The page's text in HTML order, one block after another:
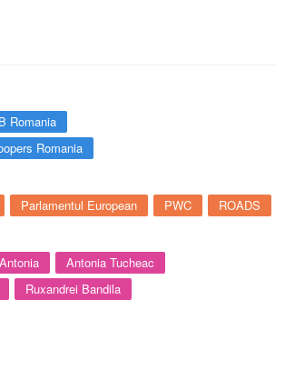
Romania
Romania
Parlamentul European PWC ROADS
Antonia
Antonia Tucheac
Ruxandrei Bandila